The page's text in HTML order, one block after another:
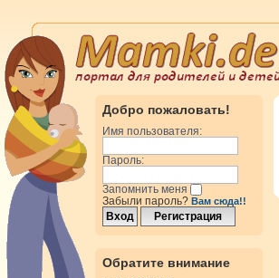
Добро пожаловать!
Имя пользователя:
Пароль:
Запомнить меня
Забыли пароль? Вам сюда!!
Обратите внимание